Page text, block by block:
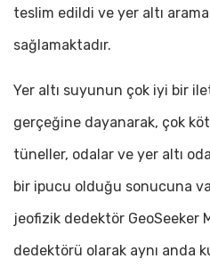
teslim edildi ve yer altı arama
sağlamaktadır.
Yer altı suyunun çok iyi bir
gerçeğine dayanarak, çok
tüneller, odalar ve yer altı
bir ipucu olduğu sonucuna
jeofizik dedektör GeoSeeker
dedektörü olarak aynı anda